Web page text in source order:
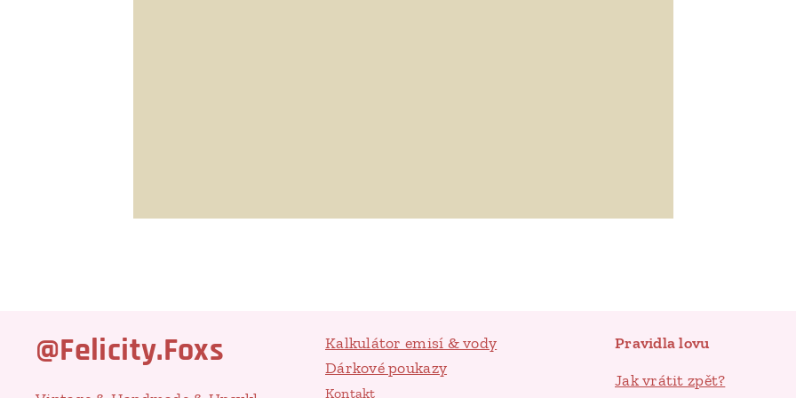
@Felicity.Foxs
Kalkulátor emisí & vody
Dárkové poukazy
Kontakt
Pravidla lovu
Jak vrátit zpět?